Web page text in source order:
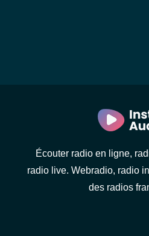
Écouter radio en ligne,
radio live. Webradio, radio
des radios